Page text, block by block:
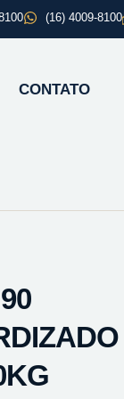
(16) 4009-8100
CONTATO